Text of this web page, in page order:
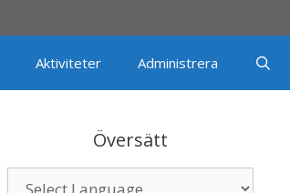
Aktiviteter Administrera
Översätt